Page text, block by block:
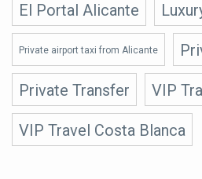
El Portal Alicante
Private airport taxi from Alicante
Private Transfer VIP
VIP Travel Costa Blanca